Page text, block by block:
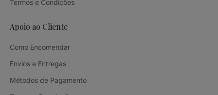
Termos e Condições
Apoio ao Cliente
Como Encomendar
Envios e Entregas
Métodos de Pagamento